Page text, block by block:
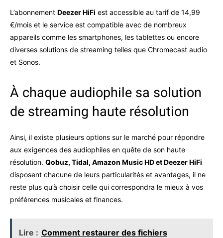
L’abonnement Deezer HiFi est accessible au tarif de 14,99
€/mois et le service est compatible avec de nombreux
appareils comme les smartphones, les tablettes ou encore
diverses solutions de streaming telles que Chromecast audio
et Sonos.
À chaque audiophile sa solution
de streaming haute résolution
Ainsi, il existe plusieurs options sur le marché pour répondre
aux exigences des audiophiles en quête de son haute
résolution. Qobuz, Tidal, Amazon Music HD et Deezer HiFi
disposent chacune de leurs particularités et avantages, il ne
reste plus qu’à choisir celle qui correspondra le mieux à vos
préférences musicales et finances.
Lire : Comment restaurer des fichiers